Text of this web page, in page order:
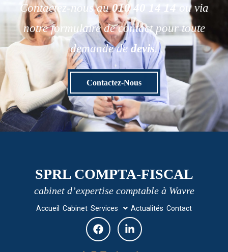
Contactez-nous au010 40 14 14
ou via
notre formulaire de contact pour toute
demande de devis.
Contactez-Nous
SPRL COMPTA-FISCAL
cabinet d’expertise comptable à Wavre
Accueil Cabinet Services Actualités Contact